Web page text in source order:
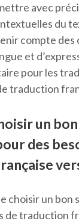
avec
du
compte
et
pour les
traduction
un
des
choisir un
de traduction